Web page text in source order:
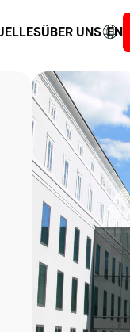
ÜBER UNS EN